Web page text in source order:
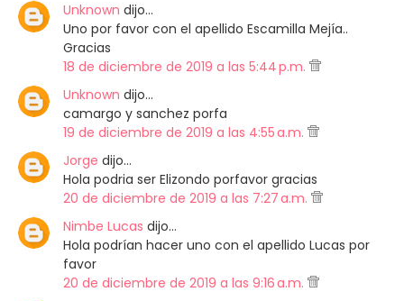
Unknown dijo…
Uno por favor con el apellido Escamilla Mejía..
Gracias
18 de diciembre de 2019 a las 5:44 p.m.
Unknown dijo…
camargo y sanchez porfa
19 de diciembre de 2019 a las 4:55 a.m.
Jorge dijo…
Hola podria ser Elizondo porfavor gracias
20 de diciembre de 2019 a las 7:27 a.m.
Nimbe Lucas dijo…
Hola podrían hacer uno con el apellido Lucas por
favor
20 de diciembre de 2019 a las 9:16 a.m.